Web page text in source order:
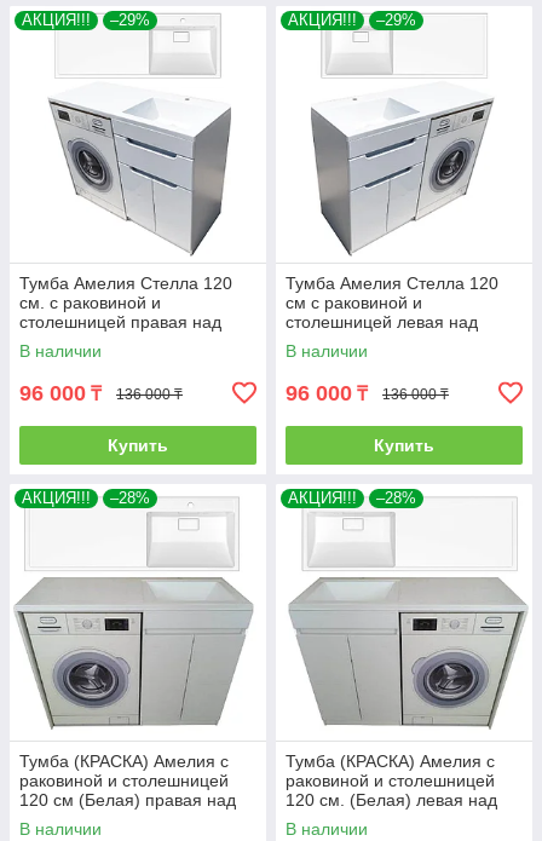
АКЦИЯ!!! –29%
Тумба Амелия Стелла 120
см. с раковиной и
столешницей правая над
стиральной машиной. РФ
В наличии
96 000 ₸ 136 000 ₸
Купить
АКЦИЯ!!! –29%
Тумба Амелия Стелла 120
см с раковиной и
столешницей левая над
стиральной машиной. РФ
В наличии
96 000 ₸ 136 000 ₸
Купить
АКЦИЯ!!! –28%
Тумба (КРАСКА) Амелия с
раковиной и столешницей
120 см (Белая) правая над
стиральной машиной. РФ
В наличии
АКЦИЯ!!! –28%
Тумба (КРАСКА) Амелия с
раковиной и столешницей
120 см. (Белая) левая над
стиральной машиной. РФ
В наличии